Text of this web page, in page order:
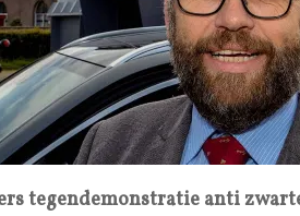
tegendemonstratie anti